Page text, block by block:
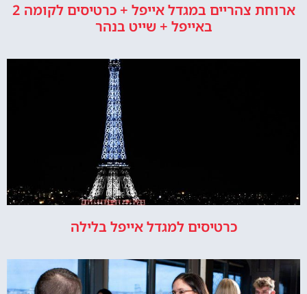
ארוחת צהריים במגדל אייפל + כרטיסים לקומה 2
באייפל + שייט בנהר
כרטיסים למגדל אייפל בלילה